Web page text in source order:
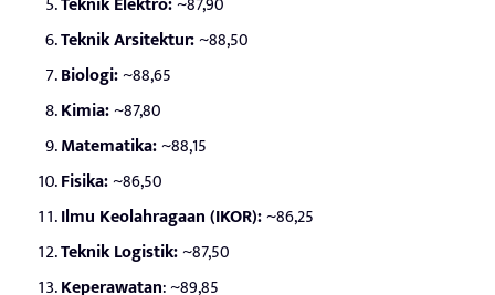
Teknik Arsitektur:~88,50
Biologi:~88,65
Kimia:~87,80
Matematika:~88,15
Fisika:~86,50
Ilmu Keolahragaan (IKOR):~86,25
Teknik Logistik:~87,50
Keperawatan: ~89,85